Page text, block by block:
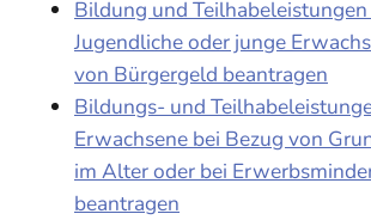
Bildung und
Jugendliche oder junge
von Bürgergeld beantragen
Bildungs- und
Erwachsene bei Bezug von
im Alter oder bei
beantragen